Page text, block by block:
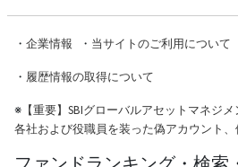
・ 企業情報 ・ 当サイトのご利用について
・ 履歴情報の取得について
※【重要】SBIグローバルアセットマネジ
各社および役職員を装った偽アカウント